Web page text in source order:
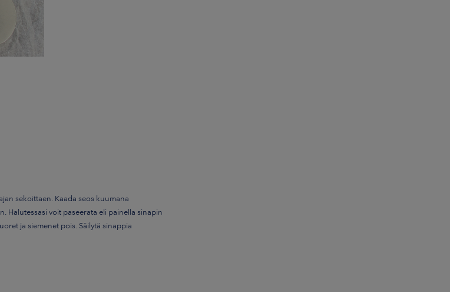
sekoittaen. Kaada seos kuumana
Halutessasi voit paseerata eli painella sinapin
ja siemenet pois. Säilytä sinappia